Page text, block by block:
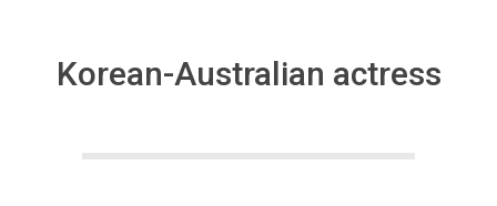
Korean-Australian actress